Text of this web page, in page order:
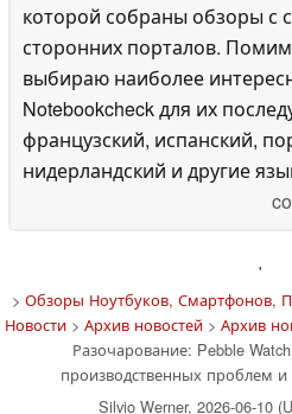
которой собраны обзоры с
сторонних порталов.
выбираю наиболее
Notebookcheck для их
французский, испанский,
нидерландский и другие
'
> Обзоры Ноутбуков, Смартфонов,
Новости> Архив новостей> Архив
Разочарование: Pebble
производственных проблем
Silvio Werner, 2026-06-10